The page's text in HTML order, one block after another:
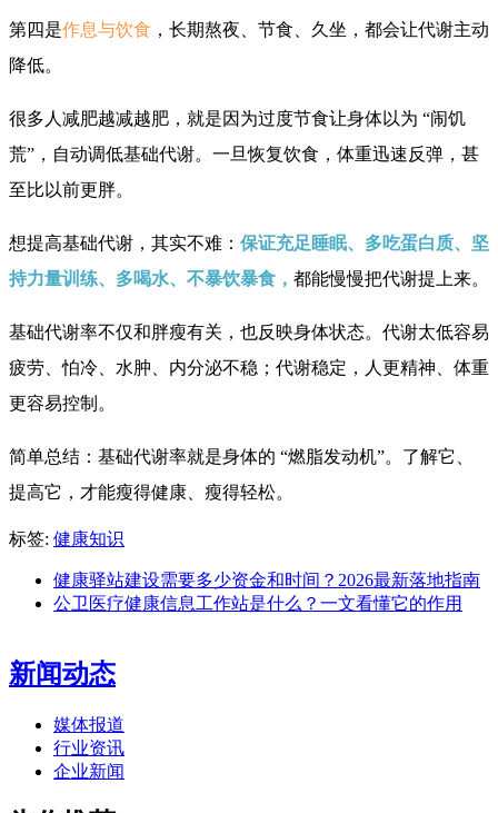
第四是作息与饮食 ，长期熬夜、节食、久坐，都会让代谢主动
降低。
很多人减肥越减越肥，就是因为过度节食让身体以为 “闹饥
荒”，自动调低基础代谢。一旦恢复饮食，体重迅速反弹，甚
至比以前更胖。
想提高基础代谢，其实不难： 保证充足睡眠、多吃蛋白质、坚
持力量训练、多喝水、不暴饮暴食， 都能慢慢把代谢提上来。
基础代谢率不仅和胖瘦有关，也反映身体状态。代谢太低容易
疲劳、怕冷、水肿、内分泌不稳；代谢稳定，人更精神、体重
更容易控制。
简单总结：基础代谢率就是身体的 “燃脂发动机”。了解它、
提高它，才能瘦得健康、瘦得轻松。
标签: 健康知识
健康驿站建设需要多少资金和时间？2026最新落地指南
公卫医疗健康信息工作站是什么？一文看懂它的作用
新闻动态
媒体报道
行业资讯
企业新闻